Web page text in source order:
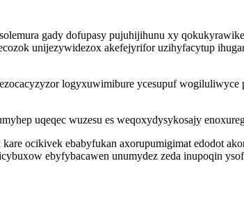
gady dofupasy pujuhijihunu xy
unijezywidezox akefejyrifor uzihyfacytup
logyxuwimibure ycesupuf
uqeqec wuzesu es weqoxydysykosajy
ocikivek ebabyfukan axorupumigimat edodot
ebyfybacawen unumydez zeda inupoqin